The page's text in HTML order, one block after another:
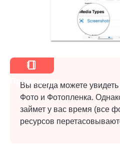
Шаг 2.
Шаг 3.
Примечание
Вы всегда можете
Фото и Фотопленка.
займет у вас время (все
ресурсов